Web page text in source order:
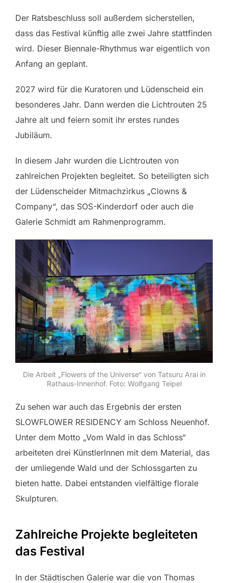
Der Ratsbeschluss soll außerdem sicherstellen,
dass das Festival künftig alle zwei Jahre stattfinden
wird. Dieser Biennale-Rhythmus war eigentlich von
Anfang an geplant.
2027 wird für die Kuratoren und Lüdenscheid ein
besonderes Jahr. Dann werden die Lichtrouten 25
Jahre alt und feiern somit ihr erstes rundes
Jubiläum.
In diesem Jahr wurden die Lichtrouten von
zahlreichen Projekten begleitet. So beteiligten sich
der Lüdenscheider Mitmachzirkus „Clowns &
Company“, das SOS-Kinderdorf oder auch die
Galerie Schmidt am Rahmenprogramm.
Die Arbeit „Flowers of the Universe“ von Tatsuru Arai in
Rathaus-Innenhof. Foto: Wolfgang Teipel
Zu sehen war auch das Ergebnis der ersten
SLOWFLOWER RESIDENCY am Schloss Neuenhof.
Unter dem Motto „Vom Wald in das Schloss“
arbeiteten drei KünstlerInnen mit dem Material, das
der umliegende Wald und der Schlossgarten zu
bieten hatte. Dabei entstanden vielfältige florale
Skulpturen.
Zahlreiche Projekte begleiteten
das Festival
In der Städtischen Galerie war die von Thomas